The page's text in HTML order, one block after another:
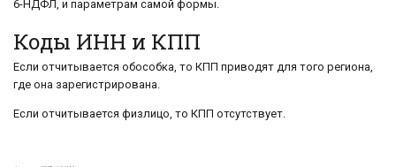
6-НДФЛ, и параметрам самой формы.
Коды ИНН и КПП
Если отчитывается обособка, то КПП приводят для того региона,
где она зарегистрирована.
Если отчитывается физлицо, то КПП отсутствует.